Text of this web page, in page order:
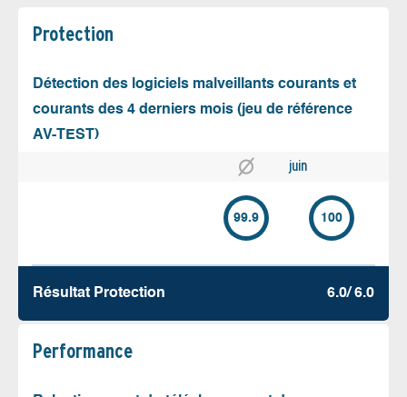
Protection
Détection des logiciels malveillants courants et
courants des 4 derniers mois (jeu de référence
AV-TEST)
juin
99.9 100
Résultat Protection 6.0/ 6.0
Performance